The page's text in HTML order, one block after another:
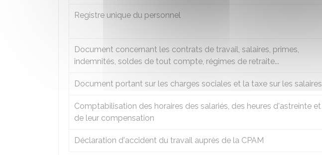
Registre unique du personnel
Document concernant les contrats de travail, salaires, primes,
indemnités, soldes de tout compte, régimes de retraite...
Document portant sur les charges sociales et la taxe sur les salaires
Comptabilisation des horaires des salariés, des heures d'astreinte et
de leur compensation
Déclaration d'accident du travail auprès de la CPAM